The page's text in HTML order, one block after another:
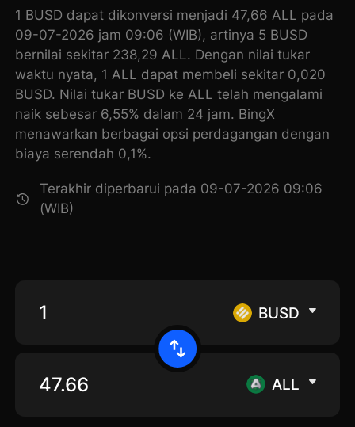
1 BUSD dapat dikonversi menjadi 47,66 ALL pada
09-07-2026 jam 09:06 (WIB), artinya 5 BUSD
bernilai sekitar 238,29 ALL. Dengan nilai tukar
waktu nyata, 1 ALL dapat membeli sekitar 0,020
BUSD. Nilai tukar BUSD ke ALL telah mengalami
naik sebesar 6,55% dalam 24 jam. BingX
menawarkan berbagai opsi perdagangan dengan
biaya serendah 0,1%.
Terakhir diperbarui pada 09-07-2026 09:06
(WIB)
BUSD
ALL